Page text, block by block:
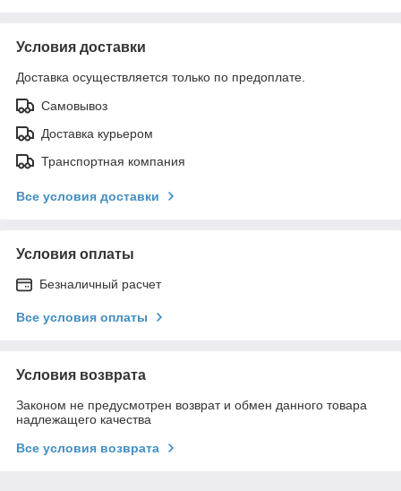
Условия доставки
Доставка осуществляется только по предоплате.
Самовывоз
Доставка курьером
Транспортная компания
Все условия доставки
Условия оплаты
Безналичный расчет
Все условия оплаты
Условия возврата
Законом не предусмотрен возврат и обмен данного товара
надлежащего качества
Все условия возврата